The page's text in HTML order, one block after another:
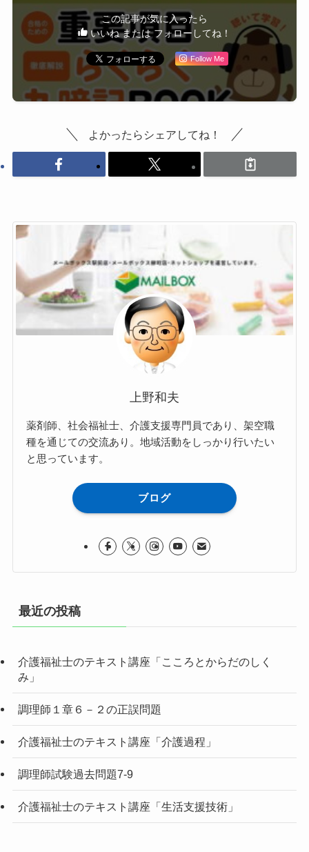
この記事が気に入ったら
いいね または フォローしてね！
Follow Me
よかったらシェアしてね！
上野和夫
薬剤師、社会福祉士、介護支援専門員であり、架空職
種を通じての交流あり。地域活動をしっかり行いたい
と思っています。
ブログ
最近の投稿
介護福祉士のテキスト講座「こころとからだのしく
み」
調理師１章６－２の正誤問題
介護福祉士のテキスト講座「介護過程」
調理師試験過去問題7-9
介護福祉士のテキスト講座「生活支援技術」